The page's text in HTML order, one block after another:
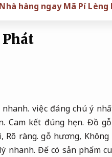
hàng ngay Mã Pí
việc đáng chú ý
Cam kết đúng hẹn. Đồ
Rõ ràng. gỗ hương,
nhanh. Để có sản phẩm